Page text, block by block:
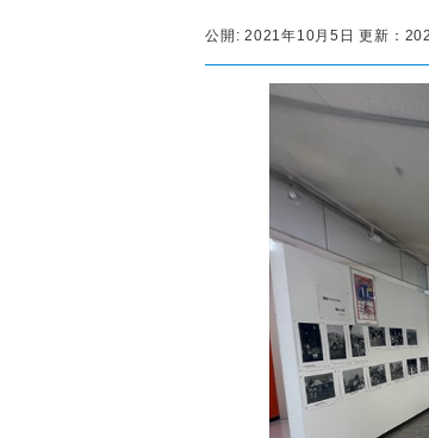
公開: 2021年10月5日 更新：